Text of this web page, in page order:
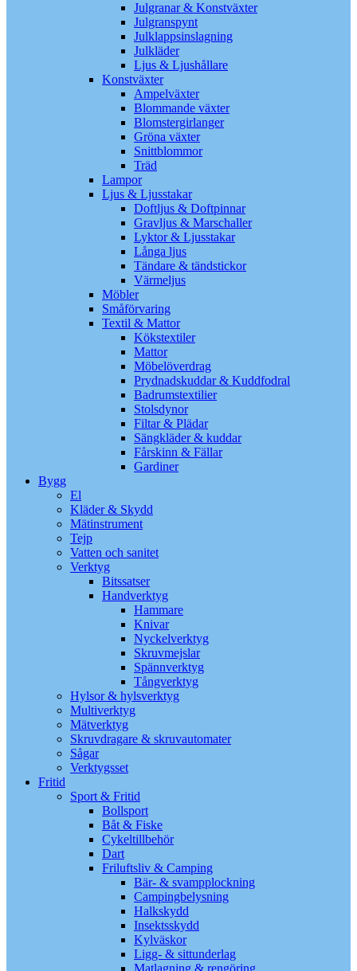
Julgranar & Konstväxter
Julgranspynt
Julklappsinslagning
Julkläder
Ljus & Ljushållare
Konstväxter
Ampelväxter
Blommande växter
Blomstergirlanger
Gröna växter
Snittblommor
Träd
Lampor
Ljus & Ljusstakar
Doftljus & Doftpinnar
Gravljus & Marschaller
Lyktor & Ljusstakar
Långa ljus
Tändare & tändstickor
Värmeljus
Möbler
Småförvaring
Textil & Mattor
Kökstextiler
Mattor
Möbelöverdrag
Prydnadskuddar & Kuddfodral
Badrumstextilier
Stolsdynor
Filtar & Plädar
Sängkläder & kuddar
Fårskinn & Fällar
Gardiner
Bygg
El
Kläder & Skydd
Mätinstrument
Tejp
Vatten och sanitet
Verktyg
Bitssatser
Handverktyg
Hammare
Knivar
Nyckelverktyg
Skruvmejslar
Spännverktyg
Tångverktyg
Hylsor & hylsverktyg
Multiverktyg
Mätverktyg
Skruvdragare & skruvautomater
Sågar
Verktygsset
Fritid
Sport & Fritid
Bollsport
Båt & Fiske
Cykeltillbehör
Dart
Friluftsliv & Camping
Bär- & svampplockning
Campingbelysning
Halkskydd
Insektsskydd
Kylväskor
Ligg- & sittunderlag
Matlagning & rengöring